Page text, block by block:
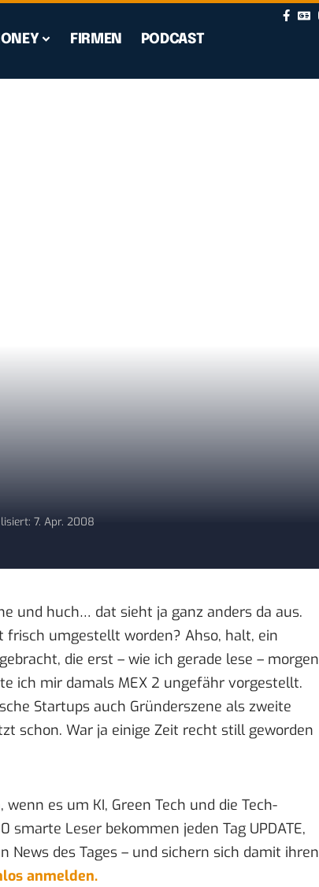
FIRMEN PODCAST
7. Apr. 2008
und huch… dat sieht ja ganz anders da aus.
frisch umgestellt worden? Ahso, halt, ein
die erst – wie ich gerade lese – morgen
ich mir damals MEX 2 ungefähr vorgestellt.
Startups auch Gründerszene als zweite
schon. War ja einige Zeit recht still geworden
, wenn es um KI, Green Tech und die Tech-
Leser bekommen jeden Tag UPDATE,
News des Tages – und sichern sich damit ihren
anmelden.